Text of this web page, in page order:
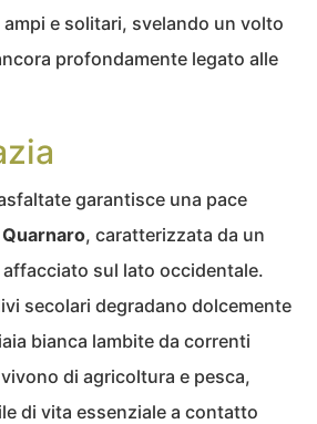
e solitari, svelando un volto
profondamente legato alle
garantisce una pace
Quarnaro, caratterizzata da un
sul lato occidentale.
secolari degradano dolcemente
bianca lambite da correnti
di agricoltura e pesca,
di vita essenziale a contatto